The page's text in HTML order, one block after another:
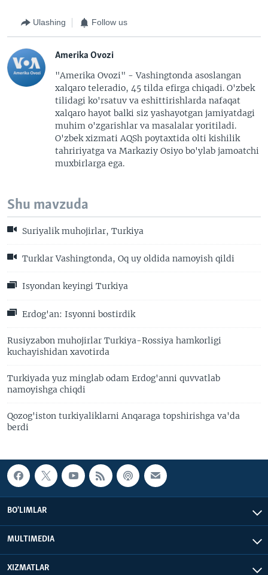
Ulashing Follow us
Amerika Ovozi
"Amerika Ovozi" - Vashingtonda asoslangan
xalqaro teleradio, 45 tilda efirga chiqadi. O'zbek
tilidagi ko'rsatuv va eshittirishlarda nafaqat
xalqaro hayot balki siz yashayotgan jamiyatdagi
muhim o'zgarishlar va masalalar yoritiladi.
O'zbek xizmati AQSh poytaxtida olti kishilik
tahririyatga va Markaziy Osiyo bo'ylab jamoatchi
muxbirlarga ega.
Shu mavzuda
Suriyalik muhojirlar, Turkiya
Turklar Vashingtonda, Oq uy oldida namoyish qildi
Isyondan keyingi Turkiya
Erdog'an: Isyonni bostirdik
Rusiyzabon muhojirlar Turkiya-Rossiya hamkorligi
kuchayishidan xavotirda
Turkiyada yuz minglab odam Erdog'anni quvvatlab
namoyishga chiqdi
Qozog'iston turkiyaliklarni Anqaraga topshirishga va'da
berdi
BO'LIMLAR
MULTIMEDIA
XIZMATLAR